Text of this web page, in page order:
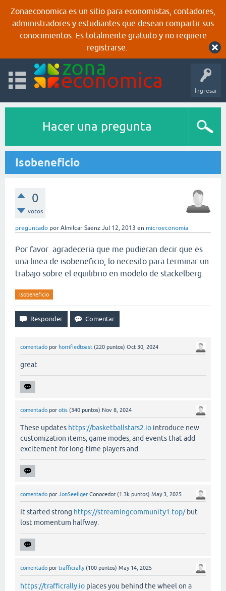
Zonaeconomica es un sitio para economistas, contadores,
administradores y estudiantes que desean compartir sus
conocimientos. Es totalmente gratuito y no requiere
registrarse.
Ingresar
Hacer una pregunta
Isobeneficio
0
votos
preguntado por Almilcar Saenz Jul 12, 2013 en microeconomía
Por favor agradeceria que me pudieran decir que es
una linea de isobeneficio, lo necesito para terminar un
trabajo sobre el equilibrio en modelo de stackelberg.
isobeneficio
comentado por horrifiedtoast (220 puntos) Oct 30, 2024
great
comentado por otis (340 puntos) Nov 8, 2024
These updates https://basketballstars2.io introduce new
customization items, game modes, and events that add
excitement for long-time players and
comentado por JonSeeliger Conocedor (1.3k puntos) May 3, 2025
It started strong https://streamingcommunity1.top/but
lost momentum halfway.
comentado por trafficrally (100 puntos) May 14, 2025
https://trafficrally.io places you behind the wheel on a